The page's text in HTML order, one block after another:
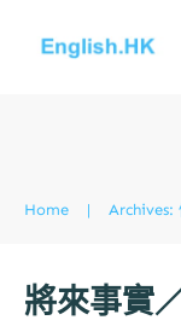
Home | Archives:
將來事實